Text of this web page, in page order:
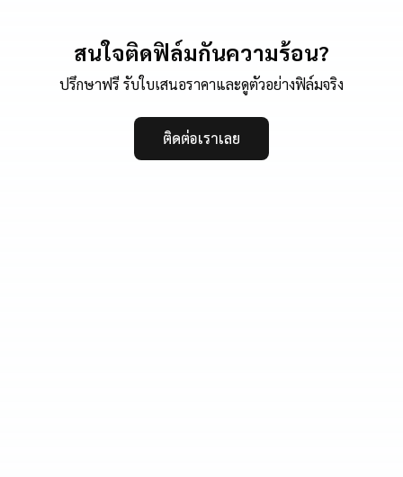
สนใจติดฟิล์มกันความร้อน?
ปรึกษาฟรี รับใบเสนอราคาและดูตัวอย่างฟิล์มจริง
ติดต่อเราเลย